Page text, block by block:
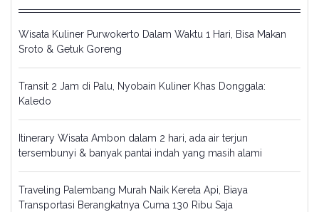
Wisata Kuliner Purwokerto Dalam Waktu 1 Hari, Bisa Makan
Sroto & Getuk Goreng
Transit 2 Jam di Palu, Nyobain Kuliner Khas Donggala:
Kaledo
Itinerary Wisata Ambon dalam 2 hari, ada air terjun
tersembunyi & banyak pantai indah yang masih alami
Traveling Palembang Murah Naik Kereta Api, Biaya
Transportasi Berangkatnya Cuma 130 Ribu Saja